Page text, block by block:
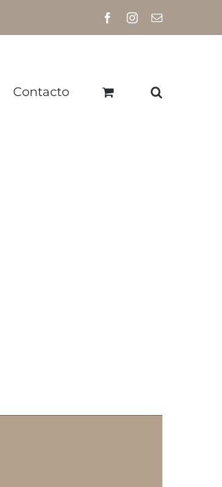
FacebookInstagramCorreo
Contacto